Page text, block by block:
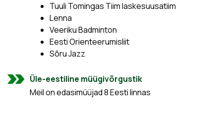
Tuuli Tomingas Tiim laskesuusatiim
Lenna
Veeriku Badminton
Eesti Orienteerumisliit
Sõru Jazz
Üle-eestiline müügivõrgustik
Meil on edasimüüjad 8 Eesti linnas